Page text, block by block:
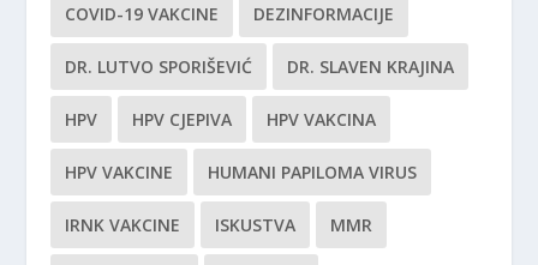
COVID-19 VAKCINE DEZINFORMACIJE
DR. LUTVO SPORIŠEVIĆ DR. SLAVEN KRAJINA
HPV HPV CJEPIVA HPV VAKCINA
HPV VAKCINE HUMANI PAPILOMA VIRUS
IRNK VAKCINE ISKUSTVA MMR